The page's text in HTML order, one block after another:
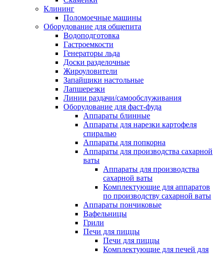
Клининг
Поломоечные машины
Оборудование для общепита
Водоподготовка
Гастроемкости
Генераторы льда
Доски разделочные
Жироуловители
Запайщики настольные
Лапшерезки
Линии раздачи/самообслуживания
Оборудование для фаст-фуда
Аппараты блинные
Аппараты для нарезки картофеля
спиралью
Аппараты для попкорна
Аппараты для производства сахарной
ваты
Аппараты для производства
сахарной ваты
Комплектующие для аппаратов
по производству сахарной ваты
Аппараты пончиковые
Вафельницы
Грили
Печи для пиццы
Печи для пиццы
Комплектующие для печей для